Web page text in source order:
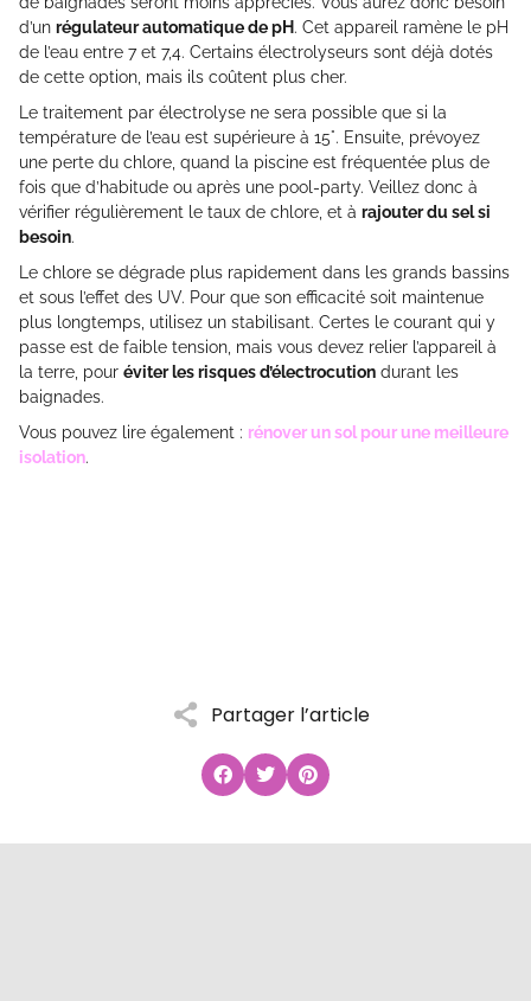
Partager l’article
d’un régulateur automatique de pH. Cet appareil ramène le pH
de l’eau entre 7 et 7,4. Certains électrolyseurs sont déjà dotés
de cette option, mais ils coûtent plus cher.
Le traitement par électrolyse ne sera possible que si la
température de l’eau est supérieure à 15°. Ensuite, prévoyez
une perte du chlore, quand la piscine est fréquentée plus de
fois que d’habitude ou après une pool-party. Veillez donc à
vérifier régulièrement le taux de chlore, et à rajouter du sel si
besoin.
Le chlore se dégrade plus rapidement dans les grands bassins
et sous l’effet des UV. Pour que son efficacité soit maintenue
plus longtemps, utilisez un stabilisant. Certes le courant qui y
passe est de faible tension, mais vous devez relier l’appareil à
la terre, pour éviter les risques d’électrocution durant les
baignades.
Vous pouvez lire également : rénover un sol pour une meilleure
isolation.